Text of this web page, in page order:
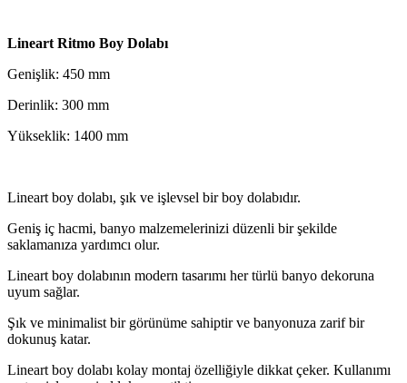
Lineart Ritmo Boy Dolabı
Genişlik: 450 mm
Derinlik: 300 mm
Yükseklik: 1400 mm
Lineart boy dolabı, şık ve işlevsel bir boy dolabıdır.
Geniş iç hacmi, banyo malzemelerinizi düzenli bir şekilde
saklamanıza yardımcı olur.
Lineart boy dolabının modern tasarımı her türlü banyo dekoruna
uyum sağlar.
Şık ve minimalist bir görünüme sahiptir ve banyonuza zarif bir
dokunuş katar.
Lineart boy dolabı kolay montaj özelliğiyle dikkat çeker. Kullanımı